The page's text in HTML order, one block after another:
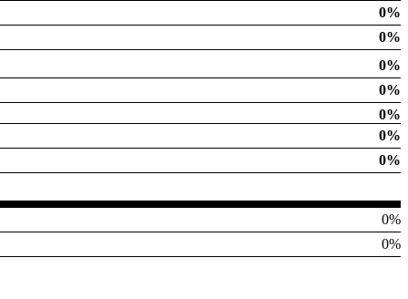
0%
0%
0%
0%
0%
0%
0%
0%
0%